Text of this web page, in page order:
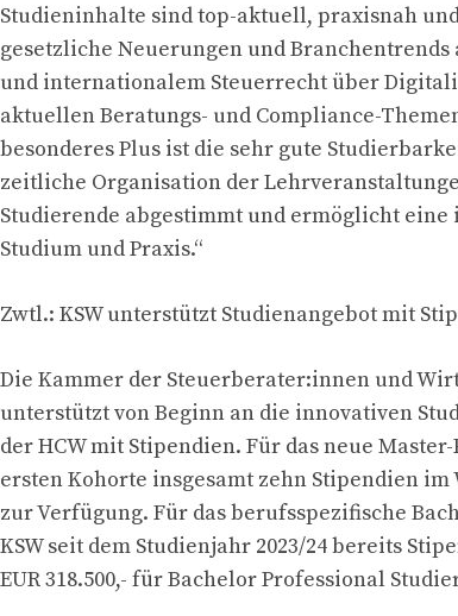
Studieninhalte sind top-aktuell, praxisnah
gesetzliche Neuerungen und Branchentrends
und internationalem Steuerrecht über
aktuellen Beratungs- und Compliance-
besonderes Plus ist die sehr gute
zeitliche Organisation der
Studierende abgestimmt und ermöglicht
Studium und Praxis.“
Zwtl.: KSW unterstützt Studienangebot mit
Die Kammer der Steuerberater:innen und
unterstützt von Beginn an die innovativen
der HCW mit Stipendien. Für das neue
ersten Kohorte insgesamt zehn Stipendien im
zur Verfügung. Für das berufsspezifische
KSW seit dem Studienjahr 2023/24 bereits
EUR 318.500,- für Bachelor Professional